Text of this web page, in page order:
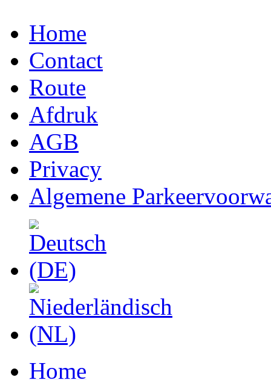
Home
Contact
Route
Afdruk
AGB
Privacy
Algemene
Home